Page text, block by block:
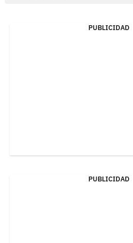
PUBLICIDAD
PUBLICIDAD